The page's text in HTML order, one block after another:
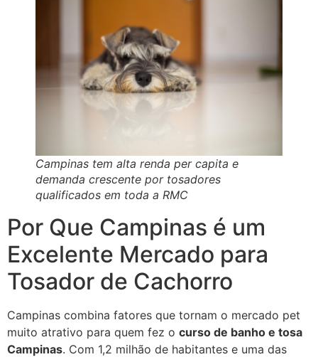
Campinas tem alta renda per capita e
demanda crescente por tosadores
qualificados em toda a RMC
Por Que Campinas é um
Excelente Mercado para
Tosador de Cachorro
Campinas combina fatores que tornam o mercado pet
muito atrativo para quem fez o curso de banho e tosa
Campinas. Com 1,2 milhão de habitantes e uma das